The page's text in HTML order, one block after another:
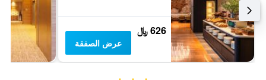
626 ﷼
عرض الصفقة